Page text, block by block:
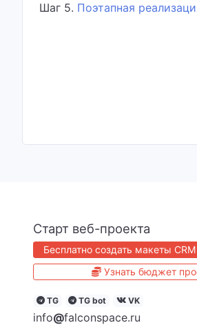
Шаг 5. Поэтапная
Старт веб-проекта
Бесплатно создать макеты
Узнать бюджет
TG TG bot VK
info@falconspace.ru